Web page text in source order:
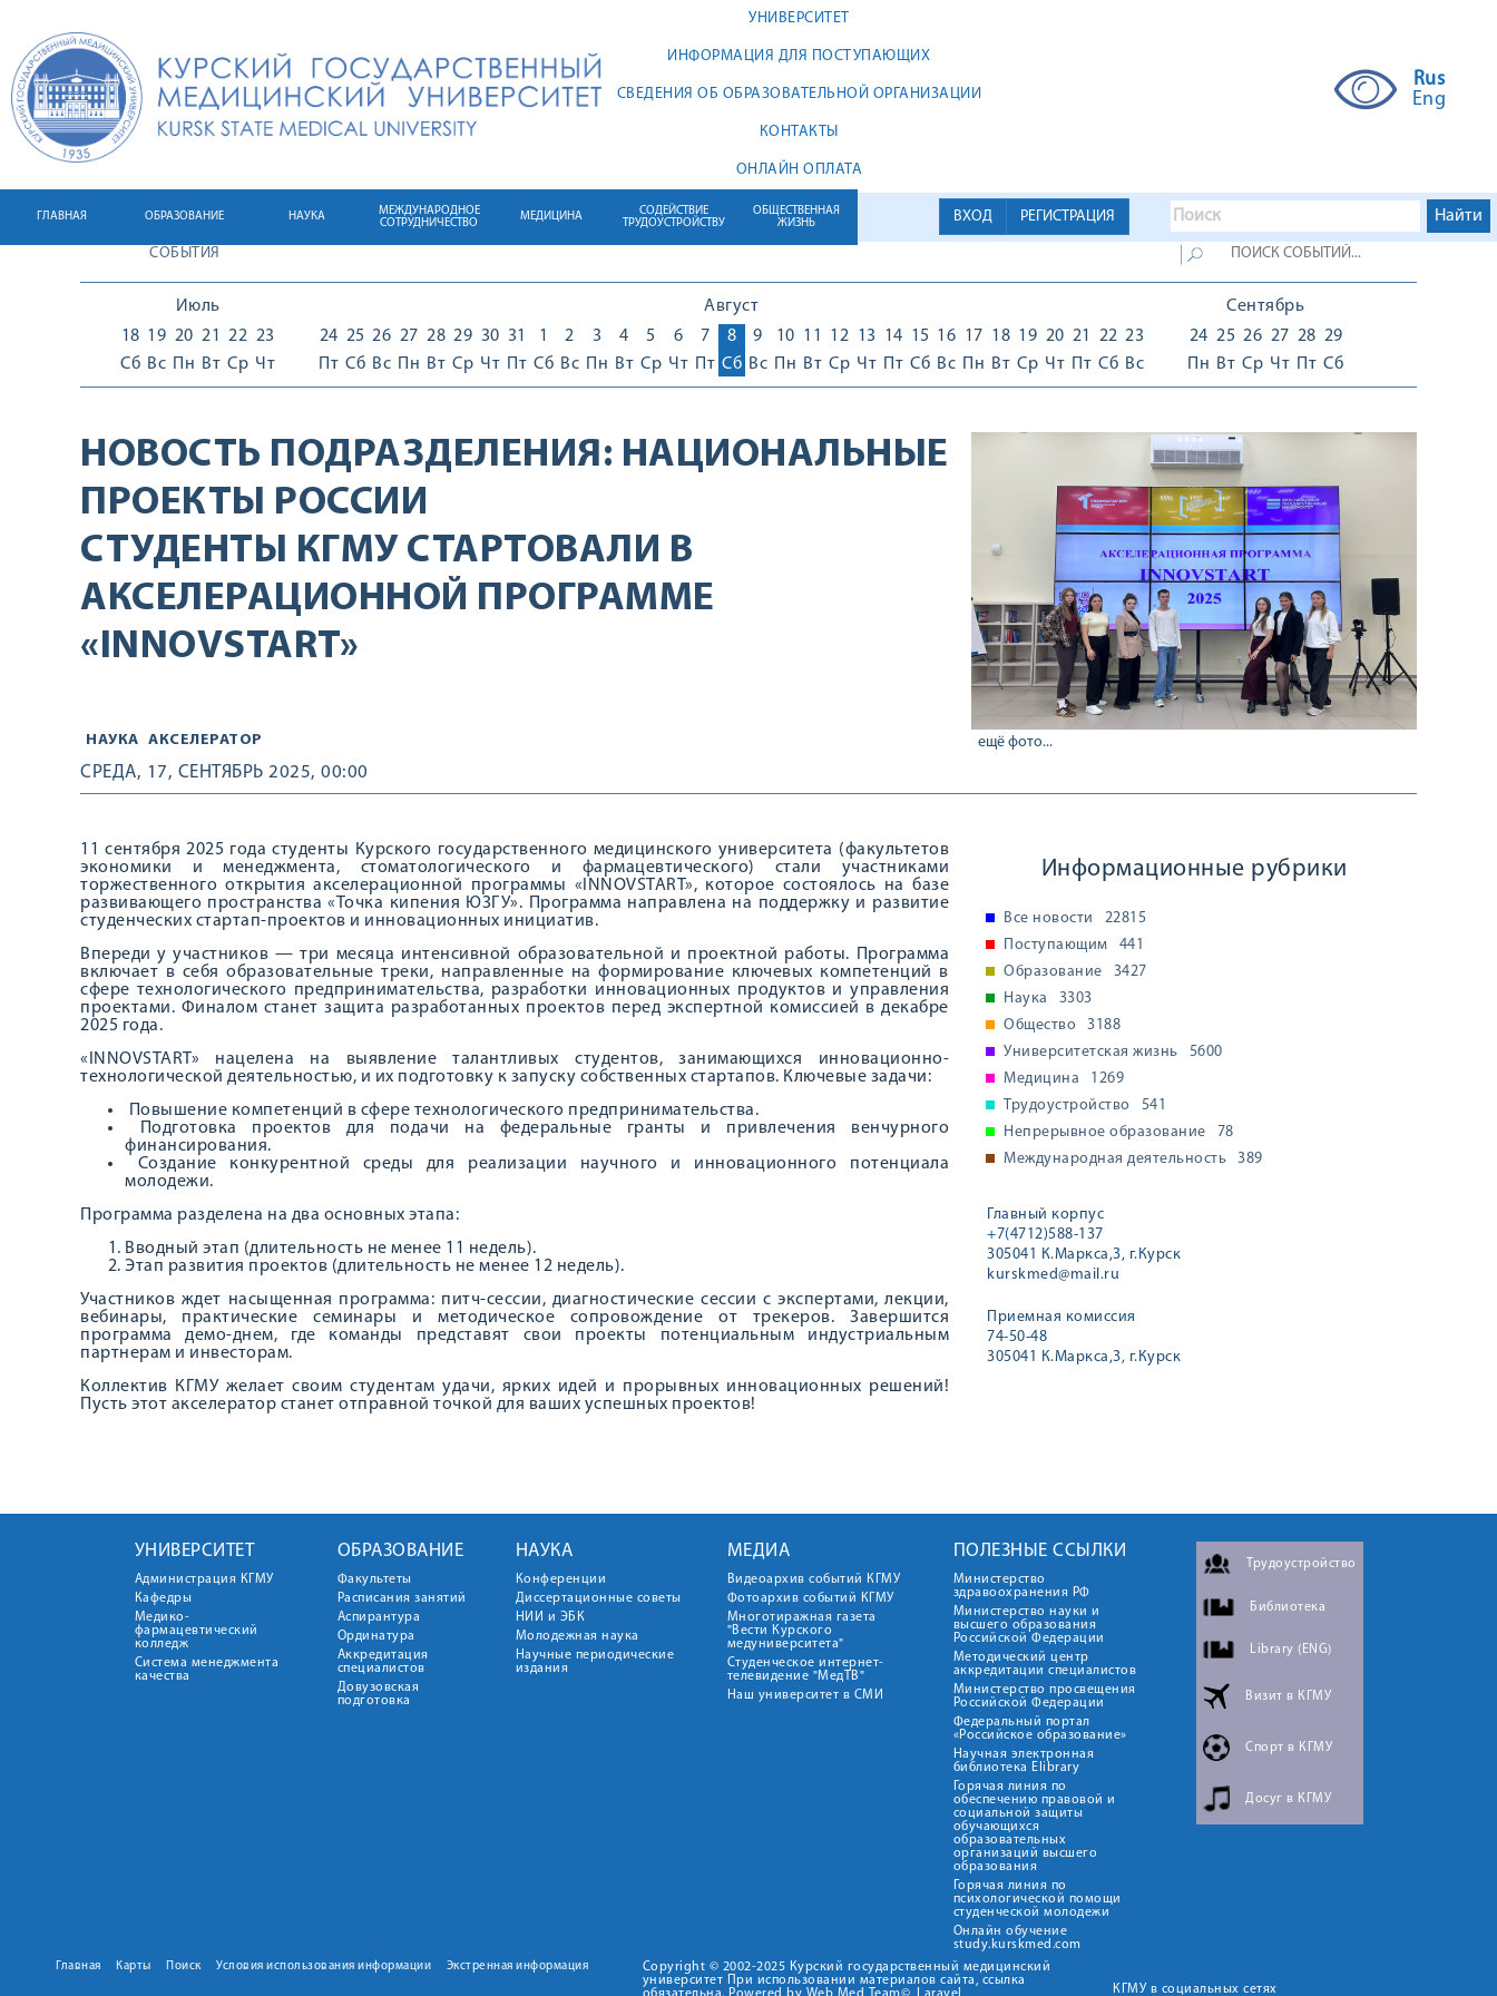
УНИВЕРСИТЕТ
ИНФОРМАЦИЯ ДЛЯ ПОСТУПАЮЩИХ
СВЕДЕНИЯ ОБ ОБРАЗОВАТЕЛЬНОЙ ОРГАНИЗАЦИИ
КОНТАКТЫ
ОНЛАЙН ОПЛАТА
Rus
Eng
ВХОД РЕГИСТРАЦИЯ
ГЛАВНАЯ ОБРАЗОВАНИЕ НАУКА
МЕЖДУНАРОДНОЕ
СОТРУДНИЧЕСТВО
МЕДИЦИНА
СОДЕЙСТВИЕ
ТРУДОУСТРОЙСТВУ
ОБЩЕСТВЕННАЯ
ЖИЗНЬ
СОБЫТИЯ
Июль
18
Сб
19
Вс
20
Пн
21
Вт
22
Ср
23
Чт
Август
24
Пт
25
Сб
26
Вс
27
Пн
28
Вт
29
Ср
30
Чт
31
Пт
1
Сб
2
Вс
3
Пн
4
Вт
5
Ср
6
Чт
7
Пт
8
Сб
9
Вс
10
Пн
11
Вт
12
Ср
13
Чт
14
Пт
15
Сб
16
Вс
17
Пн
18
Вт
19
Ср
20
Чт
21
Пт
22
Сб
23
Вс
Сентябрь
24
Пн
25
Вт
26
Ср
27
Чт
28
Пт
29
Сб
НОВОСТЬ ПОДРАЗДЕЛЕНИЯ: НАЦИОНАЛЬНЫЕ
ПРОЕКТЫ РОССИИ
СТУДЕНТЫ КГМУ СТАРТОВАЛИ В
АКСЕЛЕРАЦИОННОЙ ПРОГРАММЕ
«INNOVSTART»
НАУКА АКСЕЛЕРАТОР ещё фото...
СРЕДА, 17, СЕНТЯБРЬ 2025, 00:00
11 сентября 2025 года студенты Курского государственного медицинского университета (факультетов
экономики и менеджмента, стоматологического и фармацевтического) стали участниками
торжественного открытия акселерационной программы «INNOVSTART», которое состоялось на базе
развивающего пространства «Точка кипения ЮЗГУ». Программа направлена на поддержку и развитие
студенческих стартап-проектов и инновационных инициатив.
Впереди у участников — три месяца интенсивной образовательной и проектной работы. Программа
включает в себя образовательные треки, направленные на формирование ключевых компетенций в
сфере технологического предпринимательства, разработки инновационных продуктов и управления
проектами. Финалом станет защита разработанных проектов перед экспертной комиссией в декабре
2025 года.
«INNOVSTART» нацелена на выявление талантливых студентов, занимающихся инновационно-
технологической деятельностью, и их подготовку к запуску собственных стартапов. Ключевые задачи:
Повышение компетенций в сфере технологического предпринимательства.
Подготовка проектов для подачи на федеральные гранты и привлечения венчурного
финансирования.
Создание конкурентной среды для реализации научного и инновационного потенциала
молодежи.
Программа разделена на два основных этапа:
Вводный этап (длительность не менее 11 недель).
Этап развития проектов (длительность не менее 12 недель).
Участников ждет насыщенная программа: питч-сессии, диагностические сессии с экспертами, лекции,
вебинары, практические семинары и методическое сопровождение от трекеров. Завершится
программа демо-днем, где команды представят свои проекты потенциальным индустриальным
партнерам и инвесторам.
Коллектив КГМУ желает своим студентам удачи, ярких идей и прорывных инновационных решений!
Пусть этот акселератор станет отправной точкой для ваших успешных проектов!
Информационные рубрики
Все новости
22815
Поступающим
441
Образование
3427
Наука
3303
Общество
3188
Университетская жизнь
5600
Медицина
1269
Трудоустройство
541
Непрерывное образование
78
Международная деятельность
389
Главный корпус
+7(4712)588-137
305041 К.Маркса,3, г.Курск
kurskmed@mail.ru
Приемная комиссия
74-50-48
305041 К.Маркса,3, г.Курск
УНИВЕРСИТЕТ
Администрация КГМУ
Кафедры
Медико-
фармацевтический
колледж
Система менеджмента
качества
ОБРАЗОВАНИЕ
Факультеты
Расписания занятий
Аспирантура
Ординатура
Аккредитация
специалистов
Довузовская
подготовка
НАУКА
Конференции
Диссертационные советы
НИИ и ЭБК
Молодежная наука
Научные периодические
издания
МЕДИА
Видеоархив событий КГМУ
Фотоархив событий КГМУ
Многотиражная газета
"Вести Курского
медуниверситета"
Студенческое интернет-
телевидение "МедТВ"
Наш университет в СМИ
ПОЛЕЗНЫЕ ССЫЛКИ
Министерство
здравоохранения РФ
Министерство науки и
высшего образования
Российской Федерации
Методический центр
аккредитации специалистов
Министерство просвещения
Российской Федерации
Федеральный портал
«Российское образование»
Научная электронная
библиотека Elibrary
Горячая линия по
обеспечению правовой и
социальной защиты
обучающихся
образовательных
организаций высшего
образования
Горячая линия по
психологической помощи
студенческой молодежи
Онлайн обучение
study.kurskmed.com
Трудоустройство
Библиотека
Library (ENG)
Визит в КГМУ
Спорт в КГМУ
Досуг в КГМУ
Главная Карты Поиск Условия использования информации Экстренная информация
Copyright © 2002-2025 Курский государственный медицинский
университет При использовании материалов сайта, ссылка
КГМУ в социальных сетях